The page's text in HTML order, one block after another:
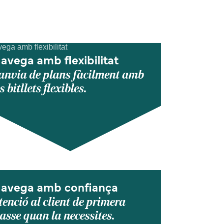
amb flexibilitat
de plans fàcilment amb
bitllets flexibles.
amb confiança
al client de primera
quan la necessites.